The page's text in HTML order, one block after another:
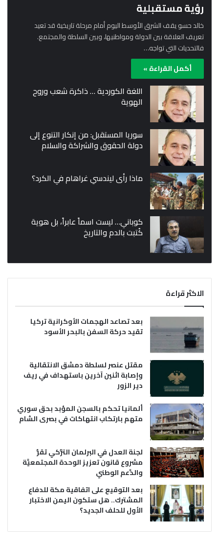
رؤية مستقبلية
خالد حسو يقف الشرق الأوسط اليوم أمام مرحلة تاريخية قد تعيد
تعريف العلاقة بين الدولة ومواطنيها، وبين السلطة والمجتمع.
فالتحديات التي تواجه…
أكمل القراءة »
اللغة الكوردية … ذاكرة شعب وروح
الهوية
سوريا المستقبل: من إنكار التنوع إلى
دولة الحقوق والشراكة والسلام
ماذا رأى ليندسي غراهام في الكرد؟
كوباني… ليست اسماً عابراً، بل هوية
كُتبت بالدم والتاريخ
الاكثر قراءة
بعد تصاعد الهجمات الأوكرانية تركيا
تقيد حركة السفن بالبحر الأسود
مقتل عنصر لسلطة دمشق الانتقالية
وإصابة اثنين آخرين باستهداف في ريف
دير الزور
ألمانيا تحكم بالسجن المؤبد بحق سوري
متهم بارتكاب انتهاكات في بصرى الشام
لجنة العدل في البرلمان التُّركي تقرُّ
مشروع قانون تعزيز الوحدة المجتمعيَّة
والدَّعم الوطني
بعد التوقيع على اتفاقية مكة للدفاع
المشترك.. هل ستكون اليمن الاختبار
الأول للحلف الجديد؟